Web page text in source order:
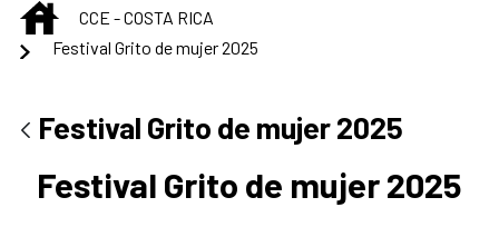
INICIO
CCE - COSTA RICA
Festival Grito de mujer 2025
Festival Grito de mujer 2025
Festival Grito de mujer 2025